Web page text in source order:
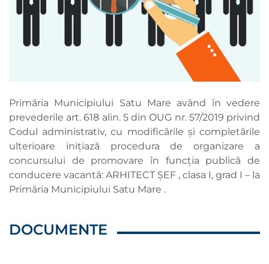
Primăria Municipiului Satu Mare având în vedere
prevederile art. 618 alin. 5 din OUG nr. 57/2019 privind
Codul administrativ, cu modificările și completările
ulterioare inițiază procedura de organizare a
concursului de promovare în funcția publică de
conducere vacantă: ARHITECT ȘEF , clasa I, grad I – la
Primăria Municipiului Satu Mare .
DOCUMENTE